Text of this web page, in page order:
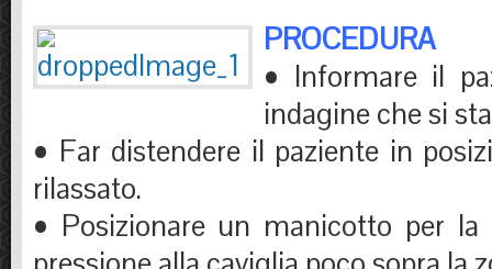
PROCEDURA
• Informare il
indagine che si
• Far distendere il paziente in
rilassato.
• Posizionare un manicotto per la